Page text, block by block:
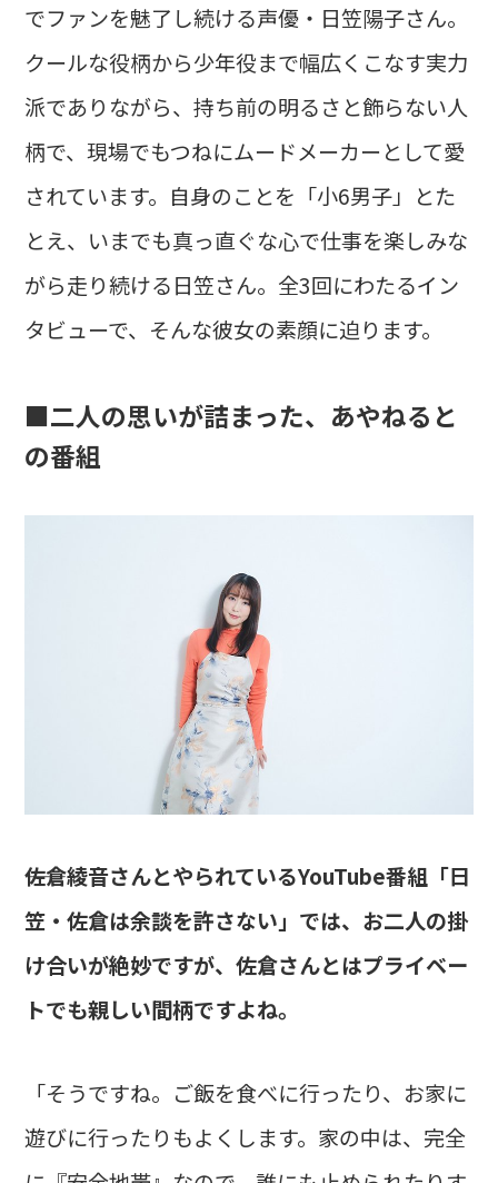
でファンを魅了し続ける声優・日笠陽子さん。
クールな役柄から少年役まで幅広くこなす実力
派でありながら、持ち前の明るさと飾らない人
柄で、現場でもつねにムードメーカーとして愛
されています。自身のことを「小6男子」とた
とえ、いまでも真っ直ぐな心で仕事を楽しみな
がら走り続ける日笠さん。全3回にわたるイン
タビューで、そんな彼女の素顔に迫ります。
■二人の思いが詰まった、あやねると
の番組
――佐倉綾音さんとやられているYouTube番組「日
笠・佐倉は余談を許さない」では、お二人の掛
け合いが絶妙ですが、佐倉さんとはプライベー
トでも親しい間柄ですよね。
「そうですね。ご飯を食べに行ったり、お家に
遊びに行ったりもよくします。家の中は、完全